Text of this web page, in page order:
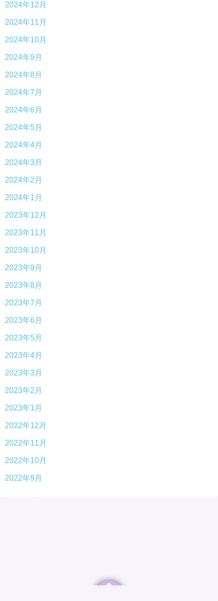
2024年12月
2024年11月
2024年10月
2024年9月
2024年8月
2024年7月
2024年6月
2024年5月
2024年4月
2024年3月
2024年2月
2024年1月
2023年12月
2023年11月
2023年10月
2023年9月
2023年8月
2023年7月
2023年6月
2023年5月
2023年4月
2023年3月
2023年2月
2023年1月
2022年12月
2022年11月
2022年10月
2022年9月